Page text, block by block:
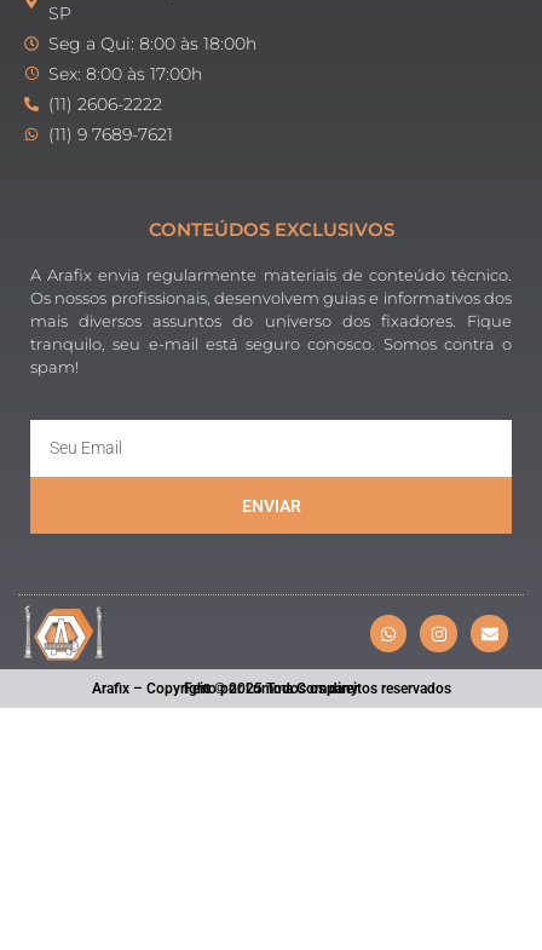
SP
Seg a Qui: 8:00 às 18:00h
Sex: 8:00 às 17:00h
(11) 2606-2222
(11) 9 7689-7621
CONTEÚDOS EXCLUSIVOS
A Arafix envia regularmente materiais de conteúdo técnico.
Os nossos profissionais, desenvolvem guias e informativos dos
mais diversos assuntos do universo dos fixadores. Fique
tranquilo, seu e-mail está seguro conosco. Somos contra o
spam!
ENVIAR
Arafix – Copyright © 2025 Todos os direitos reservados
Feito por Lumma Company